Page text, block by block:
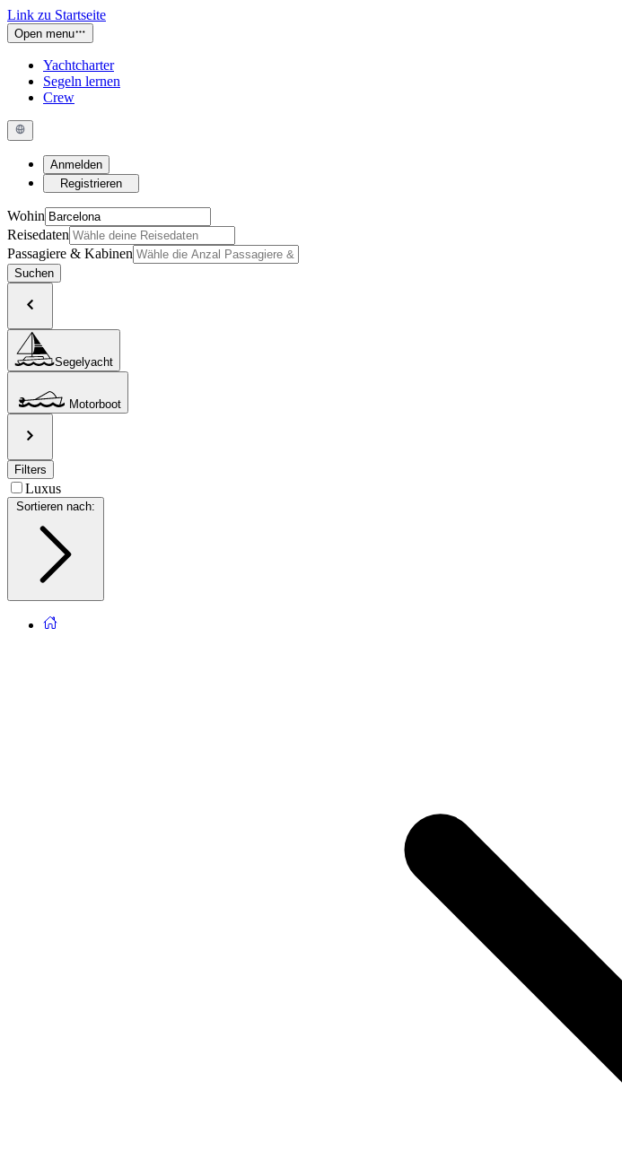
Link zu Startseite
Open menu
Yachtcharter
Segeln lernen
Crew
Anmelden
Registrieren
Wohin
Reisedaten
Passagiere & Kabinen
Suchen
Segelyacht
Motorboot
Filters
Luxus
Sortieren nach